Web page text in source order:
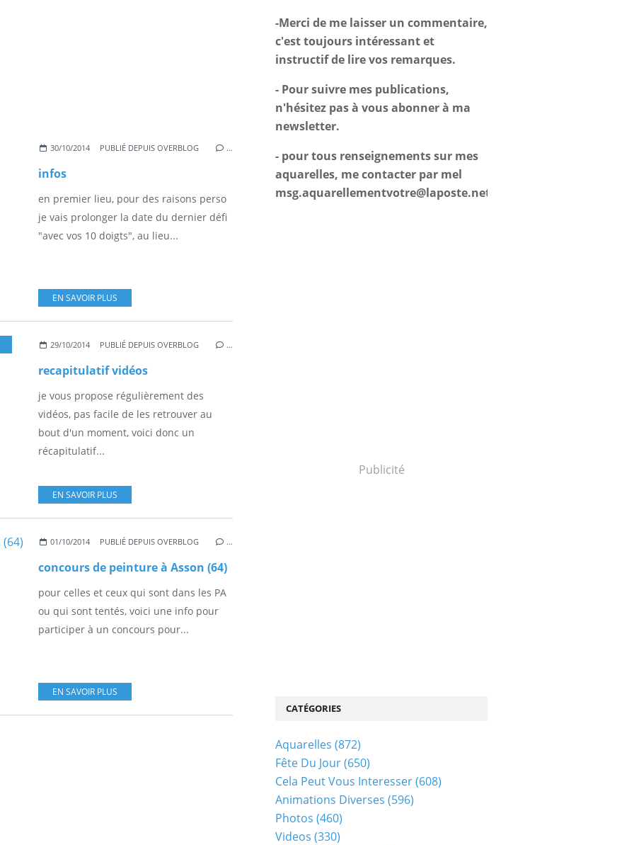
30/10/2014 PUBLIÉ DEPUIS OVERBLOG …
infos
en premier lieu, pour des raisons perso
je vais prolonger la date du dernier défi
"avec vos 10 doigts", au lieu...
EN SAVOIR PLUS
29/10/2014 PUBLIÉ DEPUIS OVERBLOG …
recapitulatif vidéos
je vous propose régulièrement des
vidéos, pas facile de les retrouver au
bout d'un moment, voici donc un
récapitulatif...
EN SAVOIR PLUS
01/10/2014 PUBLIÉ DEPUIS OVERBLOG …
concours de peinture à Asson (64)
pour celles et ceux qui sont dans les PA
ou qui sont tentés, voici une info pour
participer à un concours pour...
EN SAVOIR PLUS
Publicité
CATÉGORIES
Aquarelles (872)
Fête Du Jour(650)
Cela Peut Vous Interesser(608)
Animations Diverses (596)
Photos (460)
Videos (330)
-Merci de me laisser un commentaire,
c'est toujours intéressant et
instructif de lire vos remarques.
- Pour suivre mes publications,
n'hésitez pas à vous abonner à ma
newsletter.
- pour tous renseignements sur mes
aquarelles, me contacter par mel
msg.aquarellementvotre@laposte.net